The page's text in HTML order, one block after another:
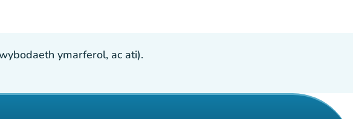
ymarferol, ac ati).